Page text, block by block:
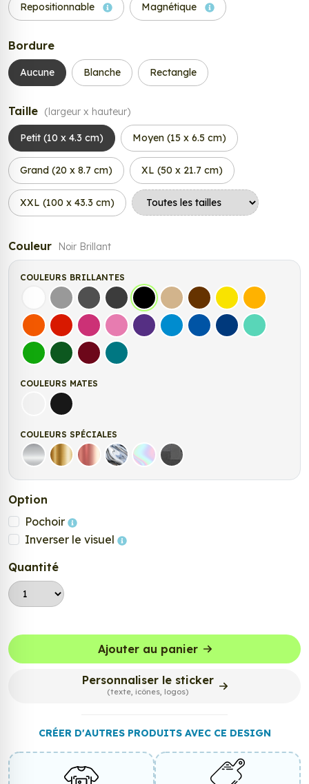
Repositionnable Magnétique
Bordure
Aucune Blanche Rectangle
Taille (largeur x hauteur)
Petit (10 x 4.3 cm) Moyen (15 x 6.5 cm)
Grand (20 x 8.7 cm) XL (50 x 21.7 cm)
XXL (100 x 43.3 cm)
Couleur Noir Brillant
COULEURS BRILLANTES
Blanc Gris Gris FoncéGris Anthracite
Noir Beige Marron Jaune ClairJaune
OrangeRouge FuchsiaRose Violet Bleu clairBleu MoyenBleu FoncéBleu Vert
Vert clairVert FoncéBordeauxTurquoise
COULEURS MATES
Blanc matNoir Mat
COULEURS SPÉCIALES
Argent Or Rose Gold
ChromeHolographique
Carbone Noir
Option
Pochoir
Inverser le visuel
Quantité
Ajouter au panier
Personnaliser le sticker
(texte, icônes, logos)
CRÉER D'AUTRES PRODUITS AVEC CE DESIGN